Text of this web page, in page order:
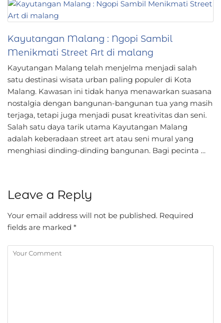
Kayutangan Malang : Ngopi Sambil
Menikmati Street Art di malang
Kayutangan Malang telah menjelma menjadi salah
satu destinasi wisata urban paling populer di Kota
Malang. Kawasan ini tidak hanya menawarkan suasana
nostalgia dengan bangunan-bangunan tua yang masih
terjaga, tetapi juga menjadi pusat kreativitas dan seni.
Salah satu daya tarik utama Kayutangan Malang
adalah keberadaan street art atau seni mural yang
menghiasi dinding-dinding bangunan. Bagi pecinta …
Leave a Reply
Your email address will not be published. Required
fields are marked *